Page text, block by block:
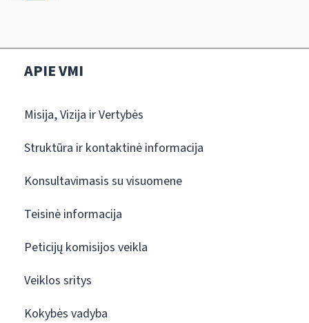
APIE VMI
Misija, Vizija ir Vertybės
Struktūra ir kontaktinė informacija
Konsultavimasis su visuomene
Teisinė informacija
Peticijų komisijos veikla
Veiklos sritys
Kokybės vadyba